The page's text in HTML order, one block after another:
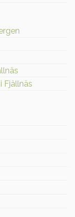
Fjällnäs